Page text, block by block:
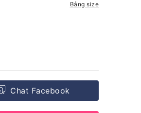
Bảng size
Chat Facebook